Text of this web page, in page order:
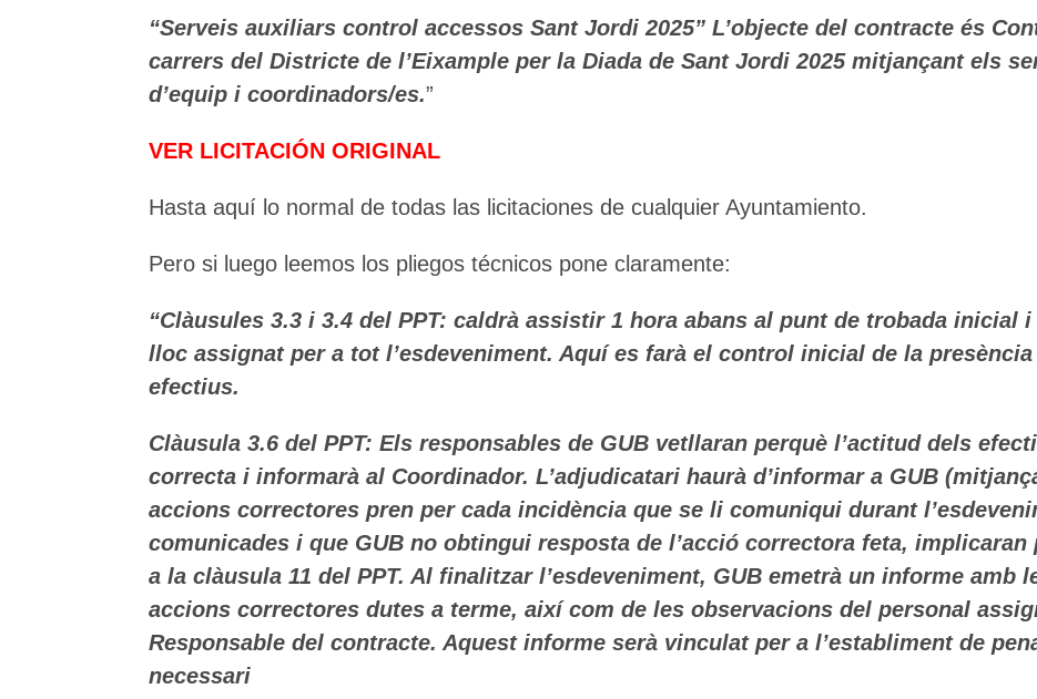
“Serveis auxiliars control accessos Sant Jordi 2025” L’objecte del contracte és
carrers del Districte de l’Eixample per la Diada de Sant Jordi 2025 mitjançant els
d’equip i coordinadors/es.”
VER LICITACIÓN ORIGINAL
Hasta aquí lo normal de todas las licitaciones de cualquier Ayuntamiento.
Pero si luego leemos los pliegos técnicos pone claramente:
“Clàusules 3.3 i 3.4 del PPT: caldrà assistir 1 hora abans al punt de trobada inicial
lloc assignat per a tot l’esdeveniment. Aquí es farà el control inicial de la
efectius.
Clàusula 3.6 del PPT: Els responsables de GUB vetllaran perquè l’actitud dels
correcta i informarà al Coordinador. L’adjudicatari haurà d’informar a GUB
accions correctores pren per cada incidència que se li comuniqui durant
comunicades i que GUB no obtingui resposta de l’acció correctora feta, implicaran
a la clàusula 11 del PPT. Al finalitzar l’esdeveniment, GUB emetrà un informe amb
accions correctores dutes a terme, així com de les observacions del personal
Responsable del contracte. Aquest informe serà vinculat per a l’establiment de
necessari